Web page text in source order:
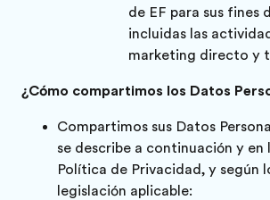
de EF para sus fines
incluidas las
marketing directo y
¿Cómo compartimos los Datos
Compartimos sus Datos
se describe a continuación y en
Política de Privacidad, y según
legislación aplicable: